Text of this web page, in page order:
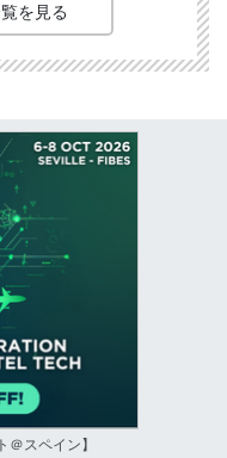
を見る
＠スペイン】